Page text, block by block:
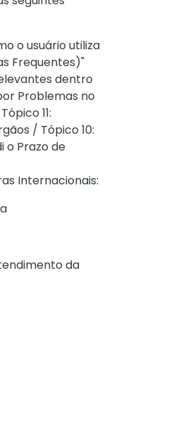
o usuário utiliza
Frequentes)"
dentro
Problemas no
11:
/ Tópico 10:
o Prazo de
Internacionais:
da